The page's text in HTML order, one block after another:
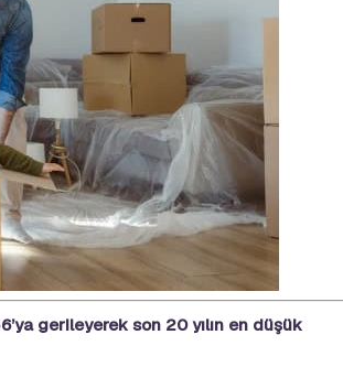
gerileyerek son 20 yılın en düşük